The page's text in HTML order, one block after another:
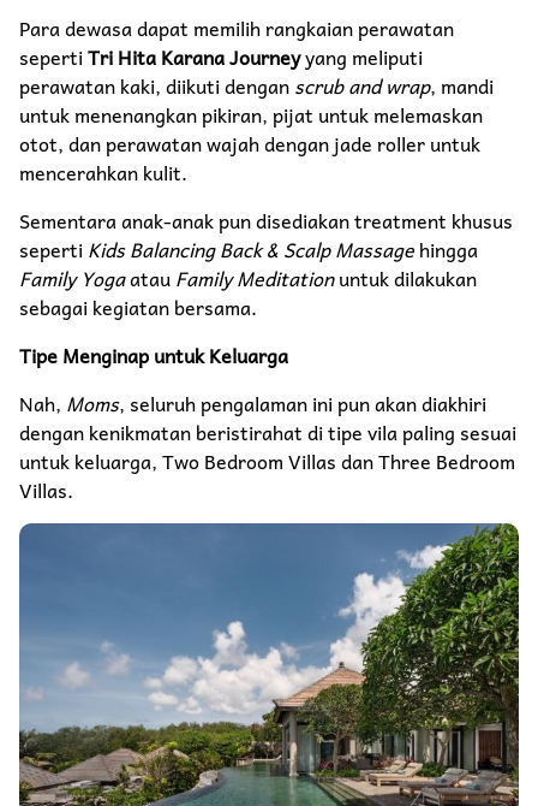
Para dewasa dapat memilih rangkaian perawatan
sepertiTri Hita Karana Journeyyang meliputi
perawatan kaki, diikuti denganscrub and wrap, mandi
untuk menenangkan pikiran, pijat untuk melemaskan
otot, dan perawatan wajah dengan jade roller untuk
mencerahkan kulit.
Sementara anak-anak pun disediakan treatment khusus
seperti Kids Balancing Back & Scalp Massagehingga
Family YogaatauFamily Meditationuntuk dilakukan
sebagai kegiatan bersama.
Tipe Menginap untuk Keluarga
Nah, Moms, seluruh pengalaman ini pun akan diakhiri
dengan kenikmatan beristirahat di tipe vila paling sesuai
untuk keluarga, Two Bedroom Villas dan Three Bedroom
Villas.